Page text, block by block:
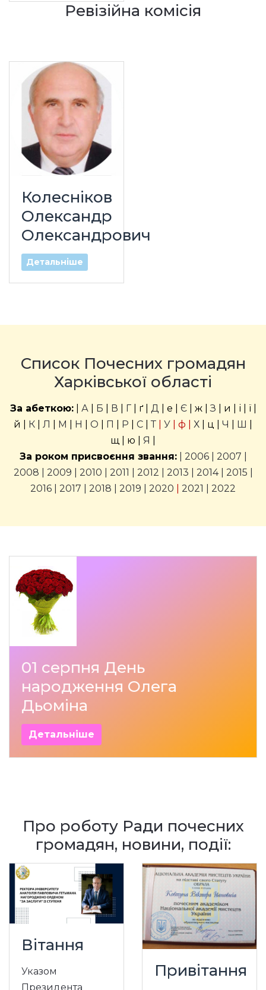
Ревізійна комісія
Колесніков
Олександр
Олександрович
Детальніше
Список Почесних громадян
Харківської області
За абеткою:| А| Б В Г| ґ | Д | е | Є| ж |З | и | і | ї |
й | К Л М Н О П Р С |Т У | ф | Х | ц | Ч Ш
щ | ю | Я
За роком присвоєння звання:
2006| 2007
2008
2009 2010 2011 2012 2013 2014| 2015
2016
2017 2018 2019 2020 2021 2022
01 серпня День
народження Олега
Дьоміна
Детальніше
Про роботу Ради почесних
громадян, новини, події:
Вітання
Указом
Президента
Привітання